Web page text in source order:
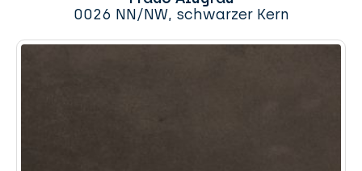
0026 NN/NW, schwarzer Kern